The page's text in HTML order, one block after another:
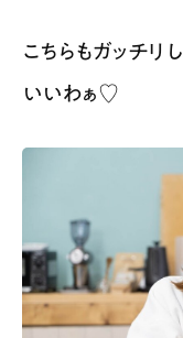
こちらもガッチリし
いいわぁ♡